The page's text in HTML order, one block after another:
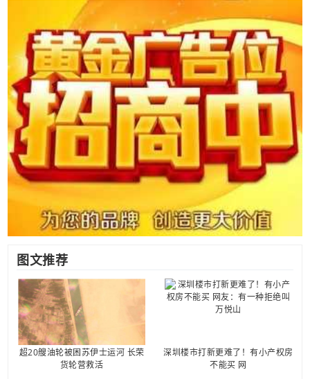
图文推荐
超20艘油轮被困苏伊士运河 长荣
货轮营救活
深圳楼市打新更难了！有小产权房
不能买 网